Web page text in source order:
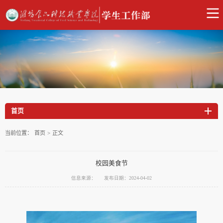
首页
当前位置： 首页 > 正文
校园美食节
信息来源： 发布日期：2024-04-02